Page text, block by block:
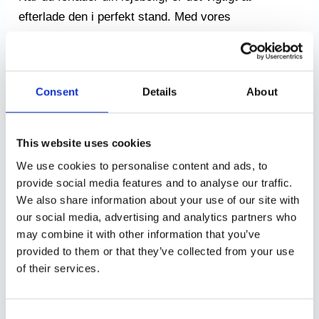
Consent Details About
This website uses cookies
We use cookies to personalise content and ads, to
provide social media features and to analyse our traffic.
We also share information about your use of our site with
our social media, advertising and analytics partners who
may combine it with other information that you’ve
provided to them or that they’ve collected from your use
of their services.
efterlade den i perfekt stand. Med vores
være sikker på, at din bolig bliver håndteret med
håndværkere tager sig af alt, hvad der skal gøres,
herundermalerarbejde,rengøringogslibning af
gulve
. Vi sørger for, at din bolig fremstår fejlfri og
MALERARBEJDE VED FRAFLYTNING – GIV
DIN BOLIG ET FRISKT PUST
Et nyt lag maling kan gøre en kæmpe forskel i din
fraflytningsbolig. Vores malerarbejde ved fraflytning
og lofter får en fejlfri og professionel finish. Uanset